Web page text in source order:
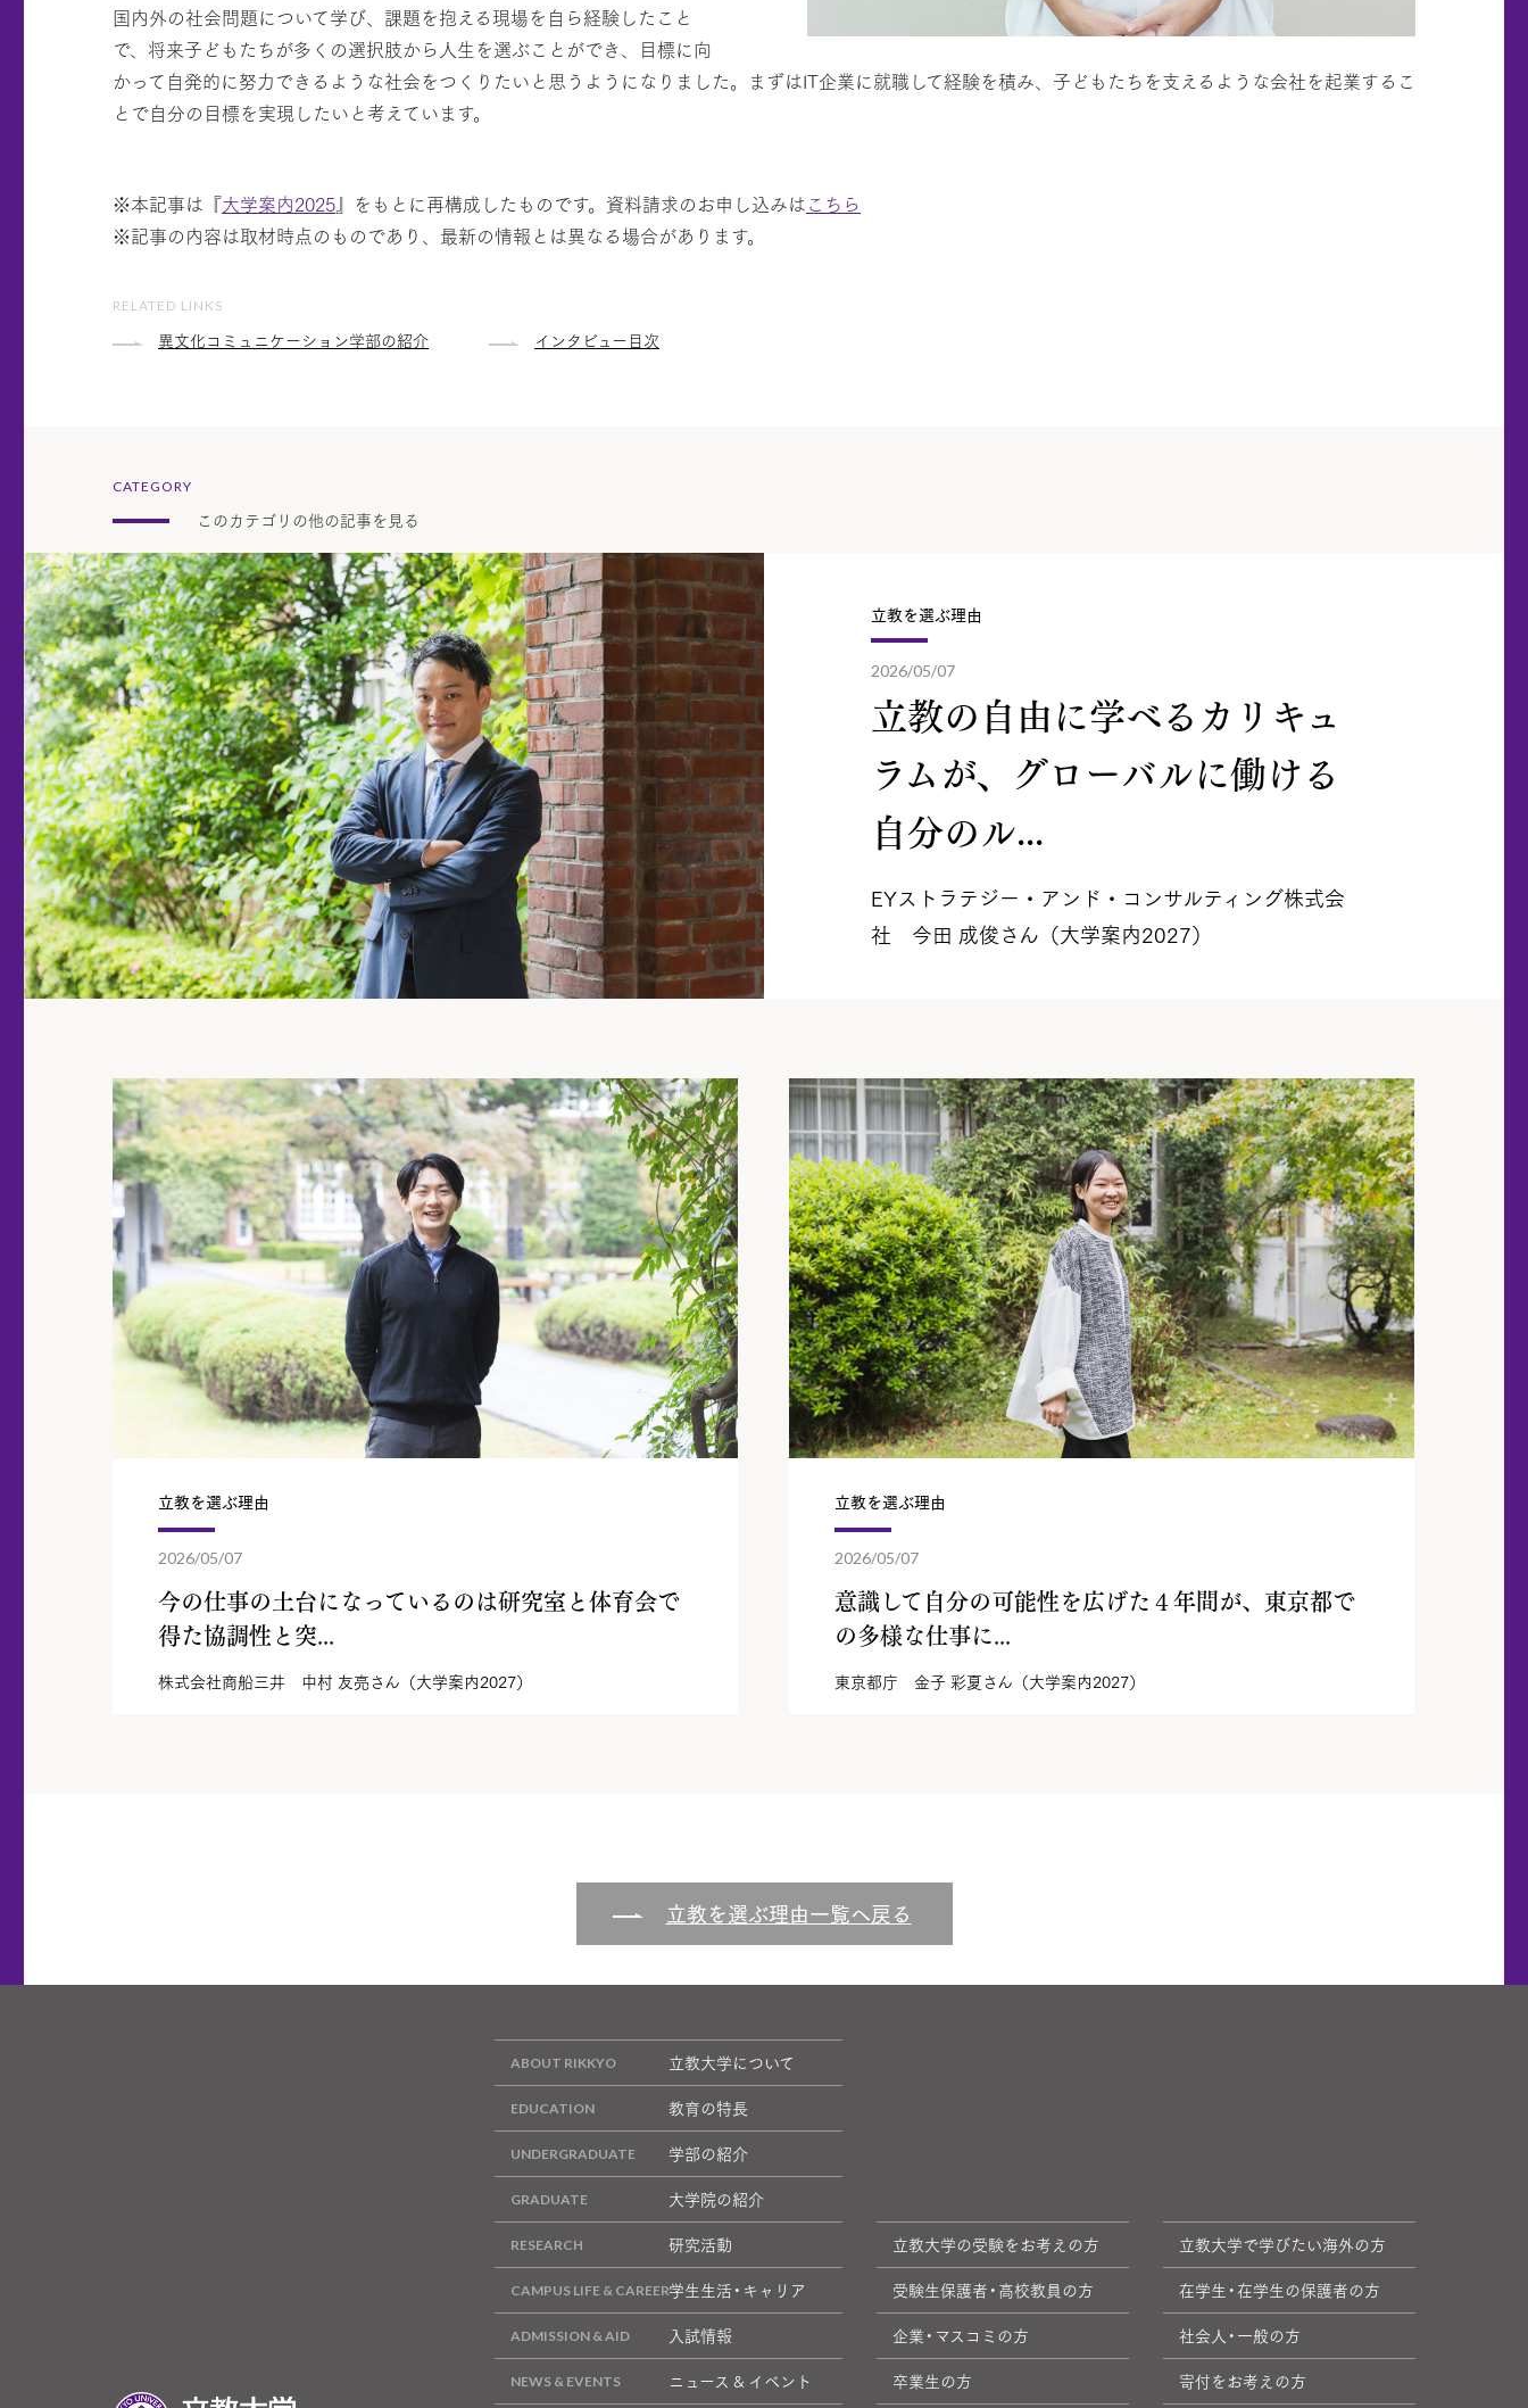
国内外の社会問題について学び、課題を抱える現場を自ら経験したこと
で、将来子どもたちが多くの選択肢から人生を選ぶことができ、目標に向
かって自発的に努力できるような社会をつくりたいと思うようになりました。まずはIT企業に就職して経験を積み、子どもたちを支えるような会社を起業するこ
とで自分の目標を実現したいと考えています。
※本記事は『大学案内2025』をもとに再構成したものです。資料請求のお申し込みはこちら
※記事の内容は取材時点のものであり、最新の情報とは異なる場合があります。
RELATED LINKS
異文化コミュニケーション学部の紹介 インタビュー目次
CATEGORY
このカテゴリの他の記事を見る
立教を選ぶ理由
2026/05/07
立教の自由に学べるカリキュ
ラムが、グローバルに働ける
自分のル...
EYストラテジー・アンド・コンサルティング株式会
社 今田 成俊さん（大学案内2027）
立教を選ぶ理由
2026/05/07
今の仕事の土台になっているのは研究室と体育会で
得た協調性と突...
株式会社商船三井 中村 友亮さん（大学案内2027）
立教を選ぶ理由
2026/05/07
意識して自分の可能性を広げた４年間が、東京都で
の多様な仕事に...
東京都庁 金子 彩夏さん（大学案内2027）
立教を選ぶ理由一覧へ戻る
立教大学について
教育の特長
学部の紹介
大学院の紹介
研究活動
学生生活・キャリア
入試情報
ニュース & イベント
立教大学の受験をお考えの方
立教大学で学びたい海外の方
受験生保護者・高校教員の方
在学生・在学生の保護者の方
企業・マスコミの方
社会人・一般の方
卒業生の方
寄付をお考えの方